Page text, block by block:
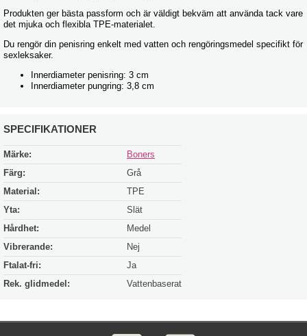
Produkten ger bästa passform och är väldigt bekväm att använda tack vare
det mjuka och flexibla TPE-materialet.
Du rengör din penisring enkelt med vatten och rengöringsmedel specifikt för
sexleksaker.
Innerdiameter penisring: 3 cm
Innerdiameter pungring: 3,8 cm
SPECIFIKATIONER
Märke:
Boners
Färg:
Grå
Material:
TPE
Yta:
Slät
Hårdhet:
Medel
Vibrerande:
Nej
Ftalat-fri:
Ja
Rek. glidmedel:
Vattenbaserat